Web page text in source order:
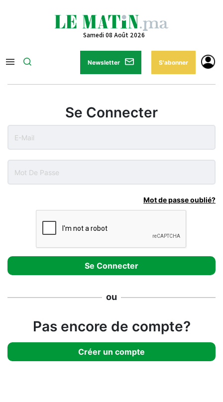
Samedi 08 Août 2026
Newsletter S'abonner
Se Connecter
Mot de passe oublié?
ou
Pas encore de compte?
Créer un compte